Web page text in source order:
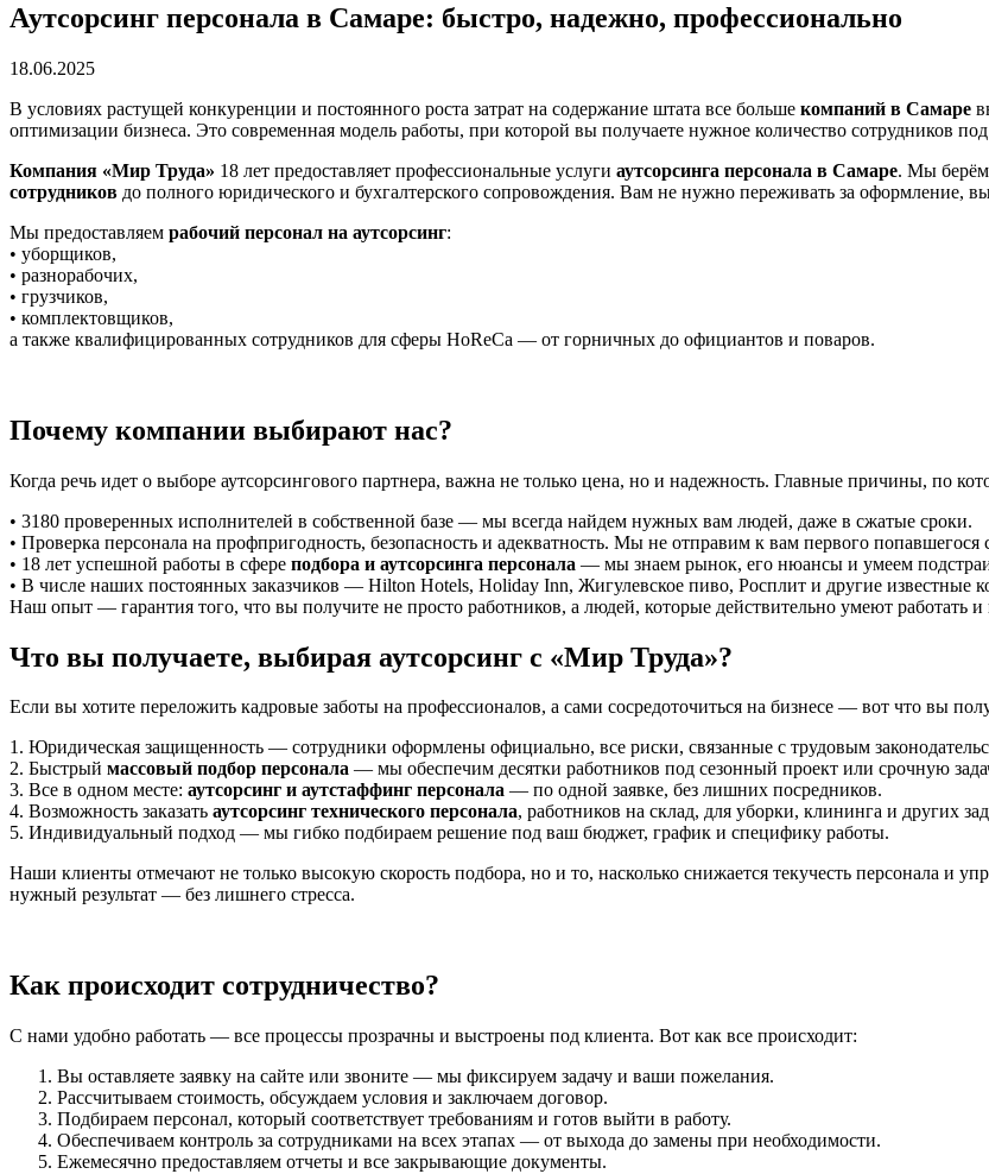
Аутсорсинг персонала в Самаре: быстро, надежно, профессионально
18.06.2025
В условиях растущей конкуренции и постоянного роста затрат на содержание штата все больше компаний в Самаре
оптимизации бизнеса. Это современная модель работы, при которой вы получаете нужное количество сотрудников
Компания «Мир Труда» 18 лет предоставляет профессиональные услуги аутсорсинга персонала в Самаре. Мы берём
сотрудников до полного юридического и бухгалтерского сопровождения. Вам не нужно переживать за оформление,
Мы предоставляем рабочий персонал на аутсорсинг:
• уборщиков,
• разнорабочих,
• грузчиков,
• комплектовщиков,
а также квалифицированных сотрудников для сферы HoReCa — от горничных до официантов и поваров.
Почему компании выбирают нас?
Когда речь идет о выборе аутсорсингового партнера, важна не только цена, но и надежность. Главные причины, по
• 3180 проверенных исполнителей в собственной базе — мы всегда найдем нужных вам людей, даже в сжатые сроки.
• Проверка персонала на профпригодность, безопасность и адекватность. Мы не отправим к вам первого попавшегося
• 18 лет успешной работы в сфере подбора и аутсорсинга персонала — мы знаем рынок, его нюансы и умеем
• В числе наших постоянных заказчиков — Hilton Hotels, Holiday Inn, Жигулевское пиво, Росплит и другие известные
Наш опыт — гарантия того, что вы получите не просто работников, а людей, которые действительно умеют работать и
Что вы получаете, выбирая аутсорсинг с «Мир Труда»?
Если вы хотите переложить кадровые заботы на профессионалов, а сами сосредоточиться на бизнесе — вот что вы
1. Юридическая защищенность — сотрудники оформлены официально, все риски, связанные с трудовым
2. Быстрый массовый подбор персонала — мы обеспечим десятки работников под сезонный проект или срочную
3. Все в одном месте: аутсорсинг и аутстаффинг персонала — по одной заявке, без лишних посредников.
4. Возможность заказать аутсорсинг технического персонала, работников на склад, для уборки, клининга и других
5. Индивидуальный подход — мы гибко подбираем решение под ваш бюджет, график и специфику работы.
Наши клиенты отмечают не только высокую скорость подбора, но и то, насколько снижается текучесть персонала и
нужный результат — без лишнего стресса.
Как происходит сотрудничество?
С нами удобно работать — все процессы прозрачны и выстроены под клиента. Вот как все происходит:
Вы оставляете заявку на сайте или звоните — мы фиксируем задачу и ваши пожелания.
Рассчитываем стоимость, обсуждаем условия и заключаем договор.
Подбираем персонал, который соответствует требованиям и готов выйти в работу.
Обеспечиваем контроль за сотрудниками на всех этапах — от выхода до замены при необходимости.
Ежемесячно предоставляем отчеты и все закрывающие документы.